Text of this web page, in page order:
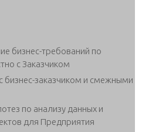
бизнес-требований по
с Заказчиком
бизнес-заказчиком и смежными
по анализу данных и
для Предприятия